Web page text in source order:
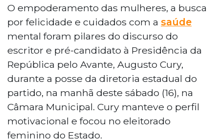
O empoderamento das mulheres, a busca
por felicidade e cuidados com a saúde
mental foram pilares do discurso do
escritor e pré-candidato à Presidência da
República pelo Avante, Augusto Cury,
durante a posse da diretoria estadual do
partido, na manhã deste sábado (16), na
Câmara Municipal. Cury manteve o perfil
motivacional e focou no eleitorado
feminino do Estado.